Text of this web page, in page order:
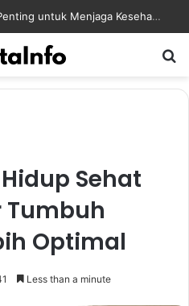
Mengapa Self Reflection Penting untuk Menjaga Kesehatan Mental di Tengah Kesibukan
Sehat
Tumbuh
Optimal
Less than a minute